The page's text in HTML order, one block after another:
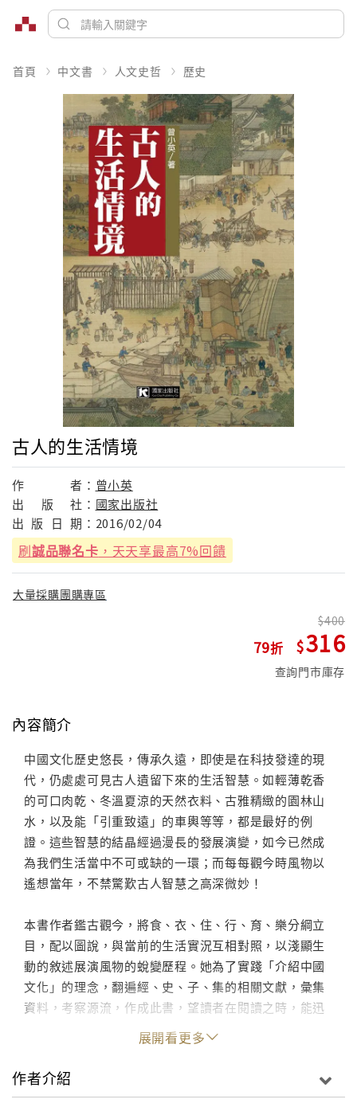
首頁 中文書 人文史哲 歷史
古人的生活情境
作 者： 曾小英
出
版 社： 國家出版社
出 版 日 期： 2016/02/04
刷誠品聯名卡 ，天天享最高7%回饋
大量採購團購專區
79
400
316
查詢門市庫存
內容簡介
中國文化歷史悠長，傳承久遠，即使是在科技發達的現
代，仍處處可見古人遺留下來的生活智慧。如輕薄乾香
的可口肉乾、冬溫夏涼的天然衣料、古雅精緻的園林山
水，以及能「引重致遠」的車輿等等，都是最好的例
證。這些智慧的結晶經過漫長的發展演變，如今已然成
為我們生活當中不可或缺的一環；而每每觀今時風物以
遙想當年，不禁驚歎古人智慧之高深微妙！
本書作者鑑古觀今，將食、衣、住、行、育、樂分綱立
目，配以圖說，與當前的生活實況互相對照，以淺顯生
動的敘述展演風物的蛻變歷程。她為了實踐「介紹中國
文化」的理念，翻遍經、史、子、集的相關文獻，彙集
資料，考察源流，作成此書，望讀者在閱讀之時，能迅
速地進入古人的生活情境，體會那源遠流長的文化底
展開看更多
作者介紹